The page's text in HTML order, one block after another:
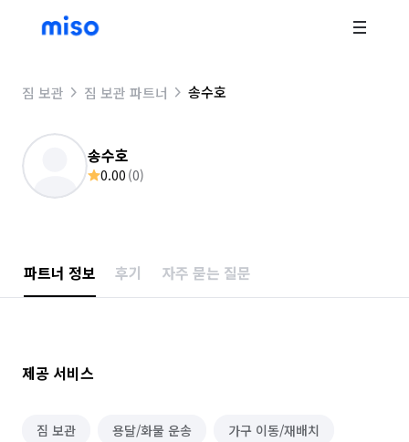
짐 보관 짐 보관 파트너 송수호
송수호
0.00 (0)
파트너 정보 후기 자주 묻는 질문
제공 서비스
짐 보관 용달/화물 운송 가구 이동/재배치